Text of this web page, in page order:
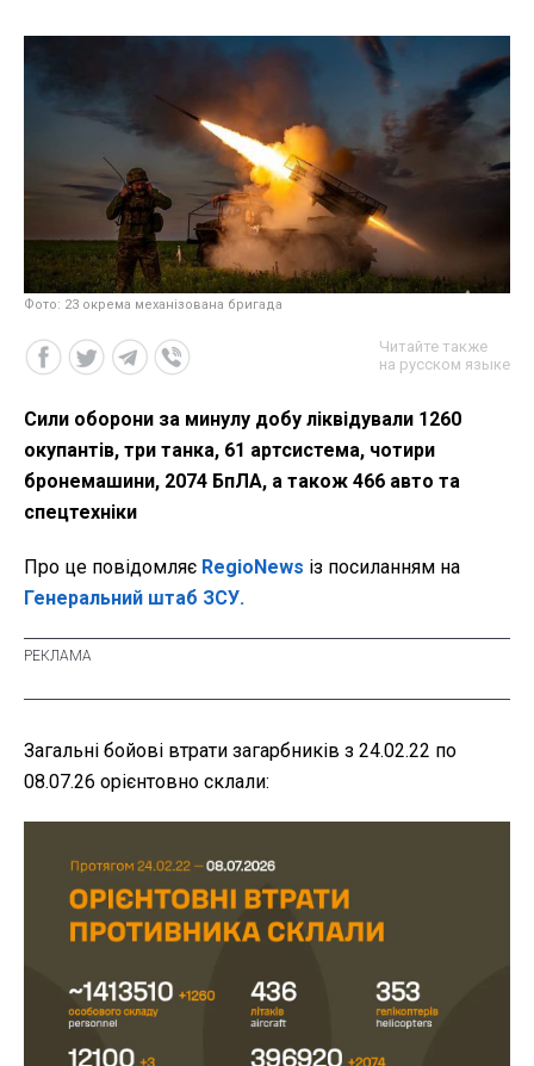
Фото: 23 окрема механізована бригада
Читайте также
на русском языке
Сили оборони за минулу добу ліквідували 1260
окупантів, три танка, 61 артсистема, чотири
бронемашини, 2074 БпЛА, а також 466 авто та
спецтехніки
Про це повідомляє RegioNews із посиланням на
Генеральний штаб ЗСУ.
Загальні бойові втрати загарбників з 24.02.22 по
08.07.26 орієнтовно склали: